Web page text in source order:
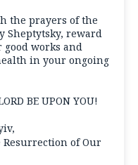
the prayers of the
Sheptytsky, reward
works and
in your ongoing
BE UPON YOU!
of Our